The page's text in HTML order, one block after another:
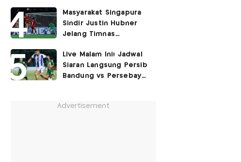
Lawan
Masyarakat Singapura
Sindir Justin Hubner
Jelang Timnas
Ia Seolah-olah Lahir di
Permukiman Kumuh
Jakarta Barat!
Live Malam Ini! Jadwal
Siaran Langsung Persib
Bandung vs Persebaya
Advertisement